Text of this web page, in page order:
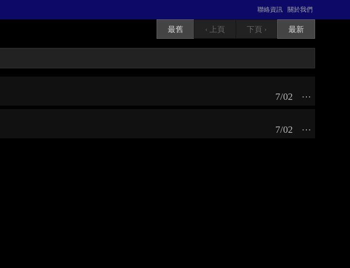
關於我們
聯絡資訊
最舊 ‹ 上頁 下頁 › 最新
⋯
7/02
⋯
7/02